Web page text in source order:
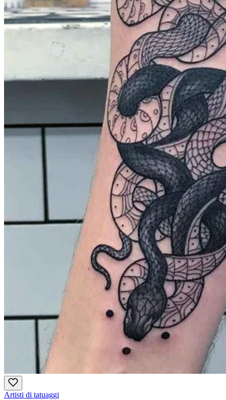
Artisti di tatuaggi